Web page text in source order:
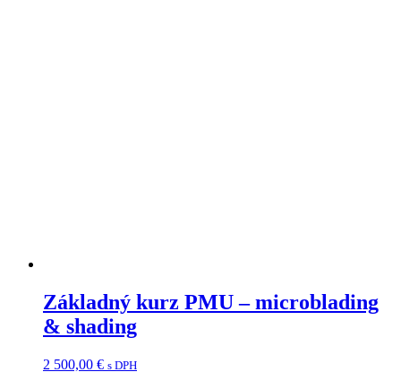
Základný kurz PMU – microblading
& shading
2 500,00 € s DPH